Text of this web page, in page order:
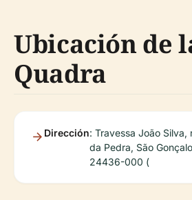
Ubicación de
Quadra
Dirección: Travessa João Silva,
da Pedra, São
24436-000 (